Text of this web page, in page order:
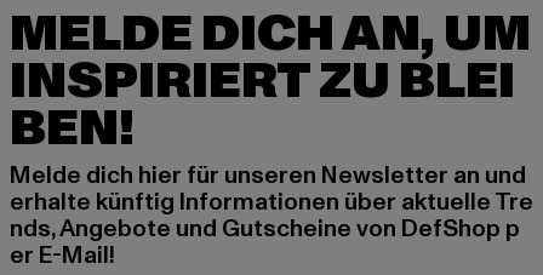
MELDE DICH AN, UM
INSPIRIERT ZU BLEI
BEN!
Melde dich hier für unseren Newsletter an und
erhalte künftig Informationen über aktuelle Tre
nds, Angebote und Gutscheine von DefShop p
er E-Mail!